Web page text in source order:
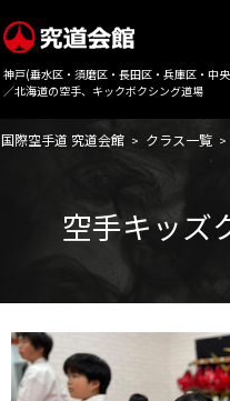
神戸(垂水区・須磨区・長田区・兵庫区・中
／北海道の空手、キックボクシング道場
国際空手道 究道会館 > クラス一覧 >
空手キッズ